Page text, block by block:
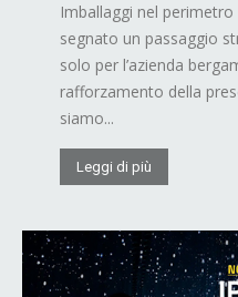
Imballaggi nel perimetro
segnato un passaggio
solo per l’azienda
rafforzamento della
siamo...
Leggi di più